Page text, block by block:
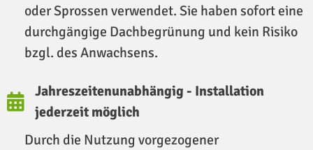
oder Sprossen verwendet. Sie haben sofort eine
durchgängige Dachbegrünung und kein Risiko
bzgl. des Anwachsens.
Jahreszeitenunabhängig - Installation
jederzeit möglich
Durch die Nutzung vorgezogener